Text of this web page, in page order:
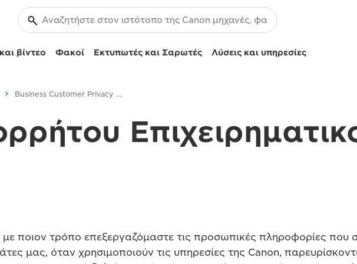
βίντεο Φακοί Εκτυπωτές και Σαρωτές Λύσεις και υπηρεσίες
Business Customer Privacy Notice
ποιον τρόπο επεξεργαζόμαστε τις προσωπικές πληροφορίες που
μας, όταν χρησιμοποιούν τις υπηρεσίες της Canon,